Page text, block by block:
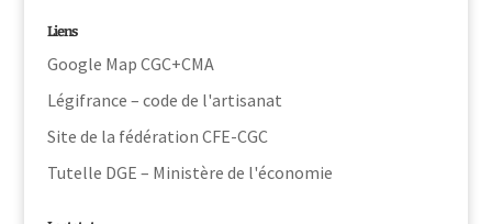
Liens
Google Map CGC+CMA
Légifrance – code de l'artisanat
Site de la fédération CFE-CGC
Tutelle DGE – Ministère de l'économie